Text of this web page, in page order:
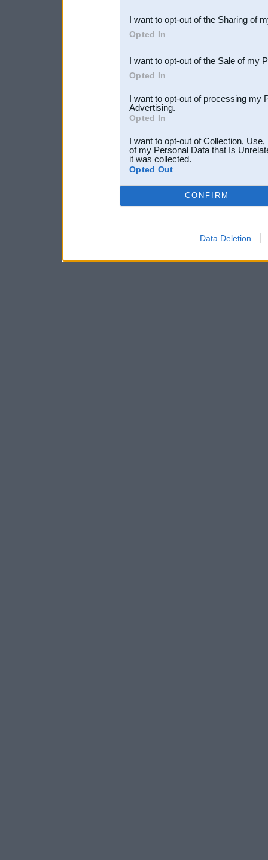
Downstream Participants
third parties.
I want to opt-out of the Sharing of
Opted In
I want to opt-out of the Sale of my
Opted In
I want to opt-out of processing my
Advertising.
Opted In
I want to opt-out of Collection,
of my Personal Data that Is
it was collected.
Opted Out
CONFIRM
Data Deletion